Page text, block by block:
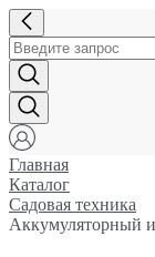
Главная
Каталог
Садовая техника
Аккумуляторный